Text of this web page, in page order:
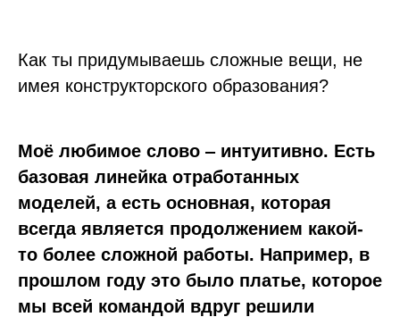
Как ты придумываешь сложные вещи, не
имея конструкторского образования?
Моё любимое слово ‒ интуитивно. Есть
базовая линейка отработанных
моделей, а есть основная, которая
всегда является продолжением какой-
то более сложной работы. Например, в
прошлом году это было платье, которое
мы всей командой вдруг решили